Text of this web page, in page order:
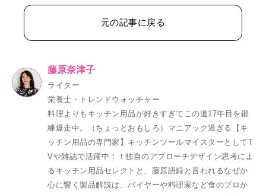
元の記事に戻る
藤原奈津子
ライター
栄養士・トレンドウォッチャー
料理よりもキッチン用品が好きすぎてこの道17年目を鍛
練爆走中。（ちょっとおもしろ）マニアック過ぎる【キ
ッチン用品の専門家】キッチンツールマイスターとしてT
Vや雑誌で活躍中！！独自のアプローチデザイン思考によ
るキッチン用品セレクトと、藤原語録と言われるなぜか
心に響く製品解説は、バイヤーや料理家など食のプロか